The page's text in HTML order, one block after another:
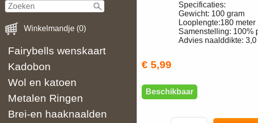
Winkelmandje (0)
Fairybells wenskaart
Kadobon
Wol en katoen
Metalen Ringen
Brei-en haaknaalden
Specificaties:
Gewicht: 100 gram
Looplengte:180 meter
Samenstelling: 100%
Advies naalddikte: 3,0
€ 5,99
Beschikbaar